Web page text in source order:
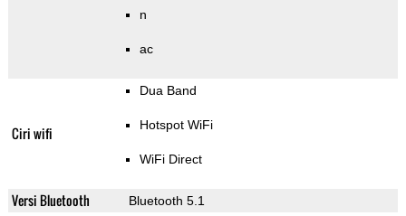
n
ac
Ciri wifi
Dua Band
Hotspot WiFi
WiFi Direct
Versi Bluetooth Bluetooth 5.1